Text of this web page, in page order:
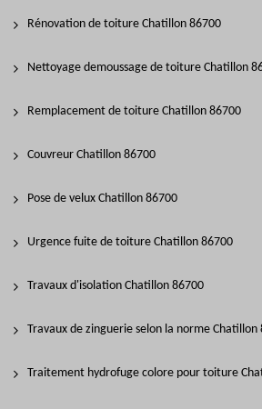
Rénovation de toiture Chatillon 86700
Nettoyage demoussage de toiture Chatillon
Remplacement de toiture Chatillon 86700
Couvreur Chatillon 86700
Pose de velux Chatillon 86700
Urgence fuite de toiture Chatillon 86700
Travaux d'isolation Chatillon 86700
Travaux de zinguerie selon la norme Chatillon
Traitement hydrofuge colore pour toiture